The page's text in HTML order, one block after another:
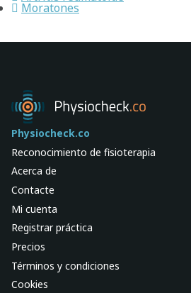
Moratones
Physiocheck.co
Reconocimiento de fisioterapia
Acerca de
Contacte
Mi cuenta
Registrar práctica
Precios
Términos y condiciones
Cookies